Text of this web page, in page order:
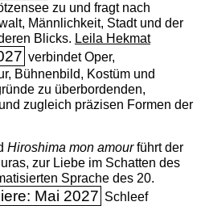
zu und fragt nach
Männlichkeit, Stadt und der
Blicks. Leila Hekmat
verbindet Oper,
Bühnenbild, Kostüm und
zu überbordenden,
zugleich präzisen Formen der
Hiroshima mon amourführt der
zur Liebe im Schatten des
Sprache des 20.
Mai 2027 Schleef